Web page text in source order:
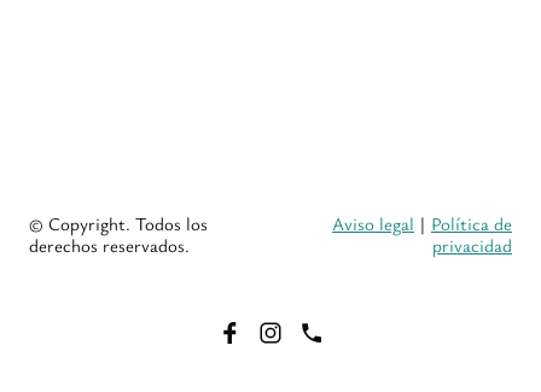
© Copyright. Todos los
derechos reservados.
Aviso legal | Política de
privacidad